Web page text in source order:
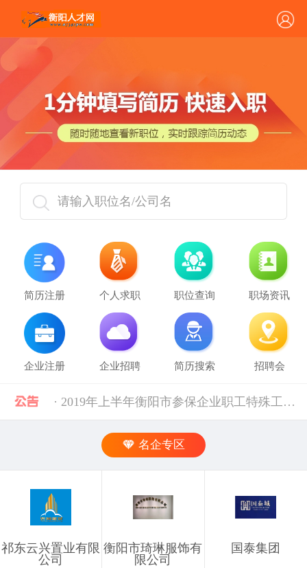
请输入职位名/公司名
简历注册 个人求职 职位查询 职场资讯
企业注册 企业招聘 简历搜索 招聘会
· 2019年上半年衡阳市参保企业职工特殊工种提前退休人员汇总表(第二批)公示 [10-28]
· 禁止发布的职位信息 [03-03]
· 企业信息发布规则 [03-03]
名企专区
祁东云兴置业有限
公司
衡阳市琦琳服饰有
限公司
国泰集团